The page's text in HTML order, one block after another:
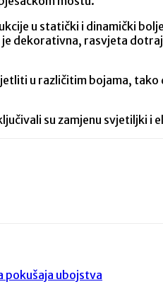
u statički i dinamički
dekorativna, rasvjeta
u različitim bojama,
su zamjenu svjetiljki
pokušaja ubojstva